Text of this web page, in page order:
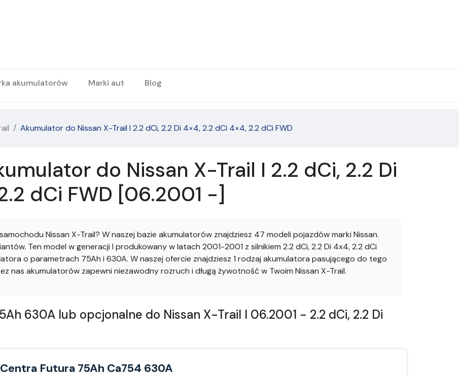
akumulatorów Marki aut Blog
Akumulator do Nissan X-Trail I 2.2 dCi, 2.2 Di 4×4, 2.2 dCi 4×4, 2.2 dCi FWD
do Nissan X-Trail I 2.2 dCi, 2.2 Di
dCi FWD [06.2001 -]
Nissan X-Trail? W naszej bazie akumulatorów znajdziesz 47 modeli pojazdów marki Nissan.
Ten model w generacji I produkowany w latach 2001-2001 z silnikiem 2.2 dCi, 2.2 Di 4x4, 2.2 dCi
o parametrach 75Ah i 630A. W naszej ofercie znajdziesz 1 rodzaj akumulatora pasującego do tego
nas akumulatorów zapewni niezawodny rozruch i długą żywotność w Twoim Nissan X-Trail.
630A lub opcjonalne do Nissan X-Trail I 06.2001 - 2.2 dCi, 2.2 Di
Centra Futura 75Ah Ca754 630A